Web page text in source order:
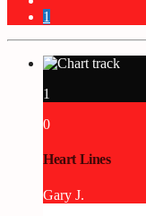
1
1
0
Heart Lines
Gary J.